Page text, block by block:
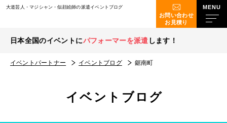
大道芸人・マジシャン・似顔絵師の派遣イベントブログ
お問い合わせ
お見積り
日本全国のイベントにパフォーマーを派遣 します！
イベントパートナー イベントブログ 鋸南町
イベントブログ